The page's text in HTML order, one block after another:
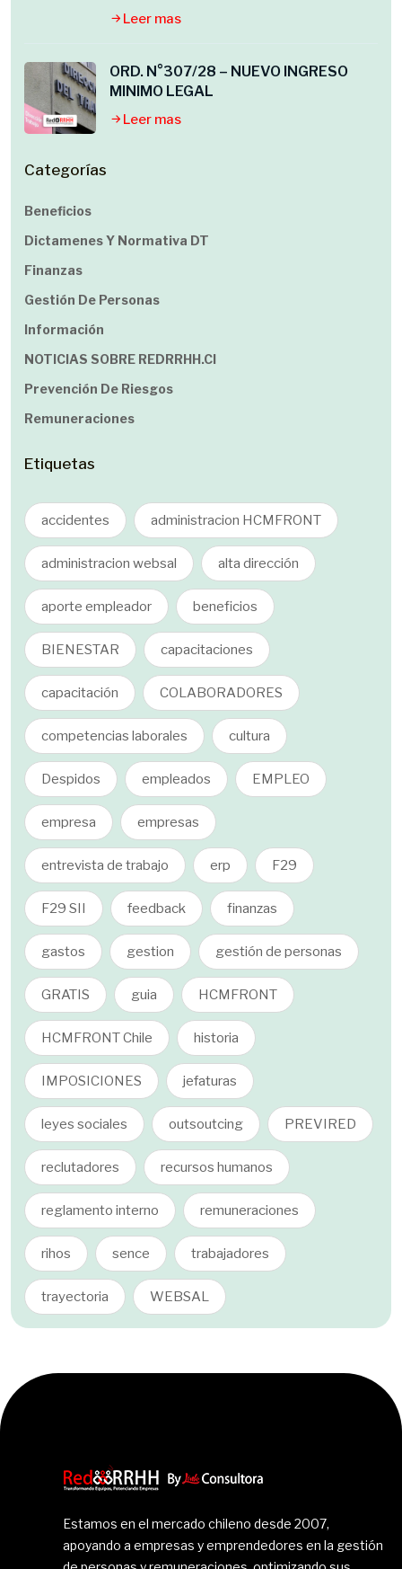
Leer mas
ORD. N°307/28 – NUEVO INGRESO
MINIMO LEGAL
Leer mas
Categorías
Beneficios
Dictamenes Y Normativa DT
Finanzas
Gestión De Personas
Información
NOTICIAS SOBRE REDRRHH.cl
Prevención De Riesgos
Remuneraciones
Etiquetas
accidentes administracion HCMFRONT
administracion websal alta dirección
aporte empleador beneficios
BIENESTAR capacitaciones
capacitación COLABORADORES
competencias laborales cultura
Despidos empleados EMPLEO
empresa empresas
entrevista de trabajo erp F29
F29 SII feedback finanzas
gastos gestion gestión de personas
GRATIS guia HCMFRONT
HCMFRONT Chile historia
IMPOSICIONES jefaturas
leyes sociales outsoutcing PREVIRED
reclutadores recursos humanos
reglamento interno remuneraciones
rihos sence trabajadores
trayectoria WEBSAL
Estamos en el mercado chileno desde 2007,
apoyando a empresas y emprendedores en la gestión